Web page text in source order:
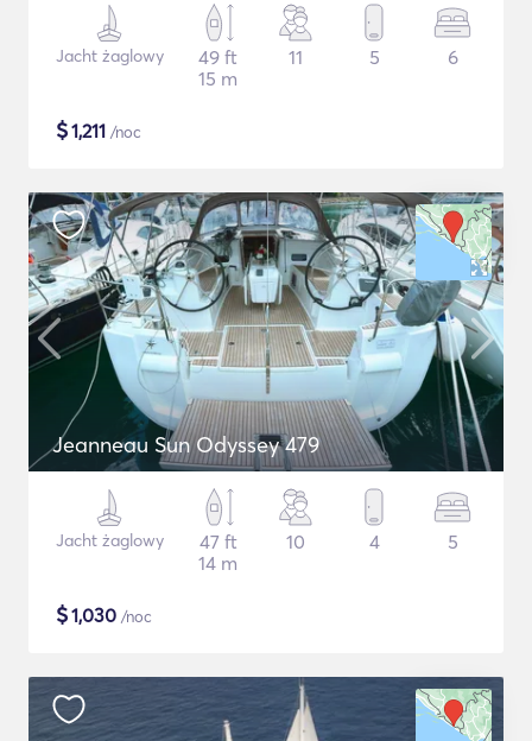
Jacht żaglowy
49 ft
15 m
11 5 6
$1,211 /noc
Jeanneau Sun Odyssey 479
Jacht żaglowy
47 ft
14 m
10 4 5
$1,030 /noc